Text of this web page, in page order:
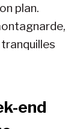
plan.
end